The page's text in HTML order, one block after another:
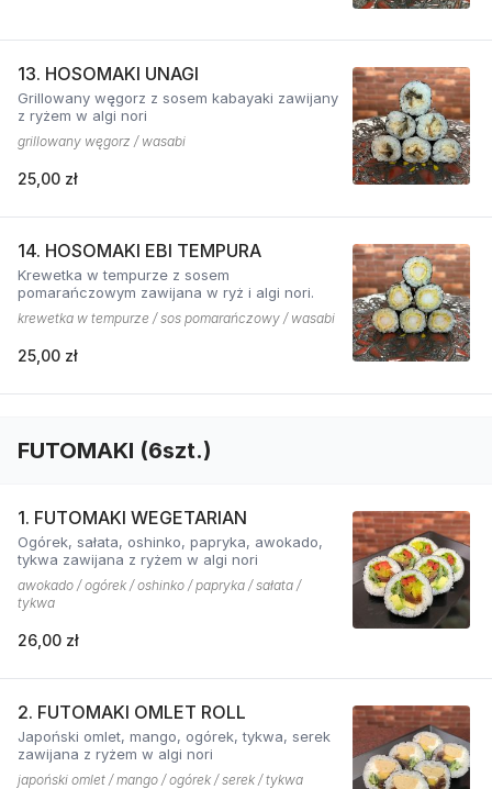
13. HOSOMAKI UNAGI
Grillowany węgorz z sosem kabayaki zawijany
z ryżem w algi nori
grillowany węgorz / wasabi
25,00 zł
14. HOSOMAKI EBI TEMPURA
Krewetka w tempurze z sosem
pomarańczowym zawijana w ryż i algi nori.
krewetka w tempurze / sos pomarańczowy / wasabi
25,00 zł
FUTOMAKI (6szt.)
1. FUTOMAKI WEGETARIAN
Ogórek, sałata, oshinko, papryka, awokado,
tykwa zawijana z ryżem w algi nori
awokado / ogórek / oshinko / papryka / sałata /
tykwa
26,00 zł
2. FUTOMAKI OMLET ROLL
Japoński omlet, mango, ogórek, tykwa, serek
zawijana z ryżem w algi nori
japoński omlet / mango / ogórek / serek / tykwa